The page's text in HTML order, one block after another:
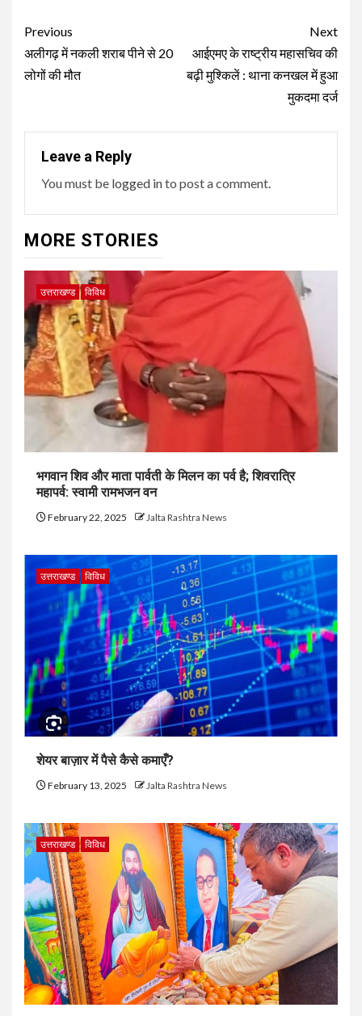
Post
navigation
Previous
अलीगढ़ में नकली शराब पीने से 20
लोगों की मौत
Next
आईएमए के राष्ट्रीय महासचिव की
बढ़ी मुश्किलें : थाना कनखल में हुआ
मुकदमा दर्ज
Leave a Reply
You must be logged into post a comment.
MORE STORIES
उत्तराखण्ड विविध
भगवान शिव और माता पार्वती के मिलन का पर्व है; शिवरात्रि
महापर्व: स्वामी रामभजन वन
February 22, 2025 Jalta Rashtra News
उत्तराखण्ड विविध
शेयर बाज़ार में पैसे कैसे कमाएँ?
February 13, 2025 Jalta Rashtra News
उत्तराखण्ड विविध